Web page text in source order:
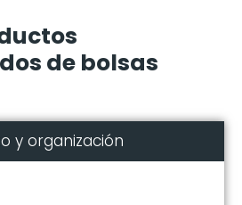
de bolsas
y organización